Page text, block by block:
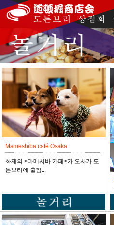
Mameshiba café Osaka
화제의 <마메시바 카페>가 오사카 도
톤보리에 출점...